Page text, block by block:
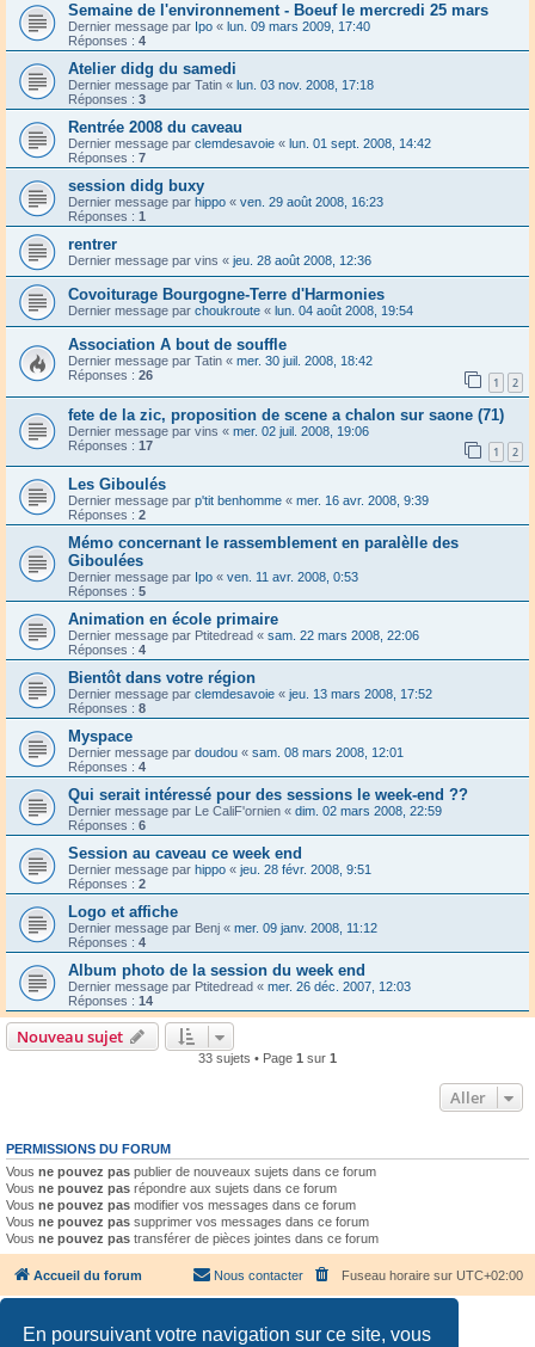
En poursuivant votre navigation sur ce site, vous
Semaine de l'environnement - Boeuf le mercredi 25 mars
Dernier message par Ipo « lun. 09 mars 2009, 17:40
Réponses : 4
Atelier didg du samedi
Dernier message par Tatin « lun. 03 nov. 2008, 17:18
Réponses : 3
Rentrée 2008 du caveau
Dernier message par clemdesavoie « lun. 01 sept. 2008, 14:42
Réponses : 7
session didg buxy
Dernier message par hippo « ven. 29 août 2008, 16:23
Réponses : 1
rentrer
Dernier message par vins « jeu. 28 août 2008, 12:36
Covoiturage Bourgogne-Terre d'Harmonies
Dernier message par choukroute « lun. 04 août 2008, 19:54
Association A bout de souffle
Dernier message par Tatin « mer. 30 juil. 2008, 18:42
Réponses : 26 1 2
fete de la zic, proposition de scene a chalon sur saone (71)
Dernier message par vins « mer. 02 juil. 2008, 19:06
Réponses : 17 1 2
Les Giboulés
Dernier message par p'tit benhomme « mer. 16 avr. 2008, 9:39
Réponses : 2
Mémo concernant le rassemblement en paralèlle des
Giboulées
Dernier message par Ipo « ven. 11 avr. 2008, 0:53
Réponses : 5
Animation en école primaire
Dernier message par Ptitedread « sam. 22 mars 2008, 22:06
Réponses : 4
Bientôt dans votre région
Dernier message par clemdesavoie « jeu. 13 mars 2008, 17:52
Réponses : 8
Myspace
Dernier message par doudou « sam. 08 mars 2008, 12:01
Réponses : 4
Qui serait intéressé pour des sessions le week-end ??
Dernier message par Le CaliF'ornien « dim. 02 mars 2008, 22:59
Réponses : 6
Session au caveau ce week end
Dernier message par hippo « jeu. 28 févr. 2008, 9:51
Réponses : 2
Logo et affiche
Dernier message par Benj « mer. 09 janv. 2008, 11:12
Réponses : 4
Album photo de la session du week end
Dernier message par Ptitedread « mer. 26 déc. 2007, 12:03
Réponses : 14
Nouveau sujet
33 sujets • Page 1 sur 1
Aller
PERMISSIONS DU FORUM
Vous ne pouvez pas publier de nouveaux sujets dans ce forum
Vous ne pouvez pas répondre aux sujets dans ce forum
Vous ne pouvez pas modifier vos messages dans ce forum
Vous ne pouvez pas supprimer vos messages dans ce forum
Vous ne pouvez pas transférer de pièces jointes dans ce forum
Accueil du forum Fuseau horaire sur UTC+02:00
Nous contacter